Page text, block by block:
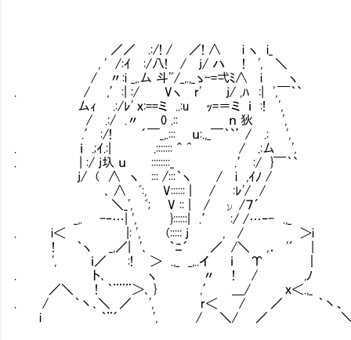
／／ .:/! / ／! ∧ i ヽ i_
, ' /:ｲ :/八! / j/ ハ ! ', ＼
/ 〃:i _,.厶 斗'ﾞ/_,.,_ゝ-=弌ﾐ∧ i ヽ
. / ,′:| :/ Vヽ r' j/ ,ﾊ :| ',￣｀`
厶ｨ .:/ﾚ' ｘ:==ミ ..:u ｯ=＝ミ ｉ :! ',
/ .:/ .〃 0 .:: ｎ 狄 ',
.′ :/! ´￣_,.::: ｕ:.,_￣｀`’ / .: ', あの
. ｉ .;ｲ.:| .::::::: ＾ ^ / .:厶 ',
. | :/ j圦 ｕ ::::::::_ .′ :/ }￣｀` それと
j/ ( ∧ ヽ ::: /:::｀ヽ / i ,ｲﾉ /
､ ∧ ﾞ:, V:::::: | / :ﾚ'/ / それとも
＼_', ﾞ; V :: | / ν /７´
_,. -‐…| ', }::::::| .′ :/ /…‐- .,_
. i＜ |: ', (::::: j , / ＞i
! ｀ヽ _,／| '､ ｀ﾆ´ ／ /＼ ,． '´ |
', ｉ／ :! ＞ .,_ _,..イ ｉ Υ ｜
. ト､ ヽ 〃 ! / ,ﾉ
／＼ ! ｀¨¨¨＞､ } ,′ ＿/ ｘ＜.,_
. / ｀丶､＼ ／ ', r＜ / ／ ｀丶、
i ｀¨´ ', / ＼/ ／